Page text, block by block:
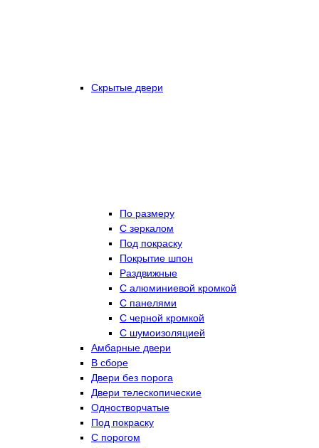
Скрытые двери
По размеру
C зеркалом
Под покраску
Покрытие шпон
Раздвижные
С алюминиевой кромкой
С панелями
С черной кромкой
С шумоизоляцией
Амбарные двери
В сборе
Двери без порога
Двери телескопические
Одностворчатые
Под покраску
С порогом